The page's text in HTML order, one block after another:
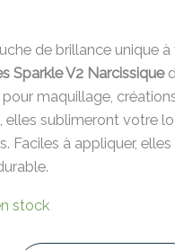
de brillance unique
Sparkle V2 Narcissique
pour maquillage,
elles sublimeront votre
Faciles à appliquer,
stock